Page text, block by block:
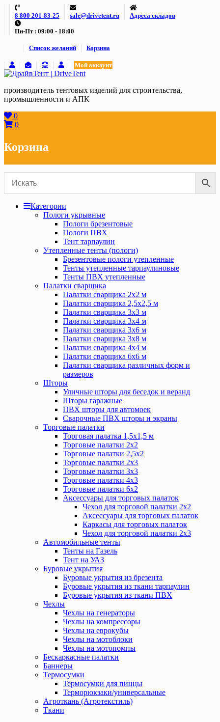
Skip
content
8 800 201-83-25 sale@drivetent.ru Адреса складов
Пн-Пт : 09:00 - 18:00
Список желаний Корзина
Мой аккаунт
производитель тентовых изделий для строительства,
промышленности и АПК
0
0
Корзина
Категории
Пологи укрывные
Пологи брезентовые
Пологи ПВХ
Тент тарпаулин
Утепленные тенты (пологи)
Брезентовые пологи утепленные
Тенты утепленные тарпаулиновые
Тенты ПВХ утепленные
Палатки сварщика
Палатки сварщика 2х2 м
Палатки сварщика 2,5х2,5 м
Палатки сварщика 3х3 м
Палатки сварщика 3х4 м
Палатки сварщика 3х6 м
Палатки сварщика 3х8 м
Палатки сварщика 4х4 м
Палатки сварщика 6х6 м
Палатки сварщика различных форм и
размеров
Шторы
Уличные шторы для беседок и веранд
Шторы гаражные
ПВХ шторы для автомоек
Сварочные ПВХ шторы и экраны
Торговые палатки
Торговая палатка 1,5х1,5 м
Торговые палатки 2х2
Торговые палатки 2,5х2
Торговые палатки 2х3
Торговые палатки 3х3
Торговые палатки 4х3
Торговые палатки 6х2
Аксессуары для торговых палаток
Чехол для торговой палатки 2х2
Аксессуары для торговых палаток
Каркасы для торговых палаток
Чехол для торговой палатки 2х3
Автомобильные тенты
Тенты на Газель
Тент на УАЗ
Буровые укрытия
Буровые укрытия из брезента
Буровые укрытия из ткани тарпаулин
Буровые укрытия из ткани ПВХ
Чехлы
Чехлы на генераторы
Чехлы на компрессоры
Чехлы на еврокубы
Чехлы на мотоблоки
Чехлы на мотопомпы
Бескаркасные палатки
Баннеры
Термосумки
Термосумки для пиццы
Терморюкзаки/универсальные
Агроткань (Агротекстиль)
Ткани